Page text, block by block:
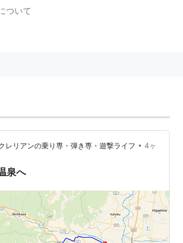
ついて
レリアンの乗り専・弾き専・遊撃ライフ • 4ヶ
泉へ